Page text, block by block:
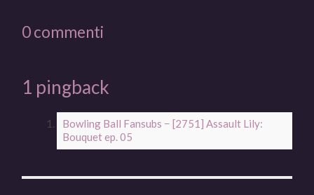
0 commenti
1 pingback
Bowling Ball Fansubs − [2751] Assault Lily:
Bouquet ep. 05